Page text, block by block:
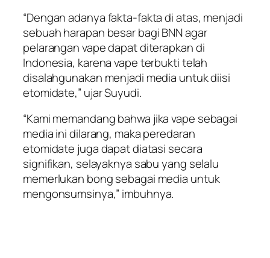
“Dengan adanya fakta-fakta di atas, menjadi
sebuah harapan besar bagi BNN agar
pelarangan vape dapat diterapkan di
Indonesia, karena vape terbukti telah
disalahgunakan menjadi media untuk diisi
etomidate,” ujar Suyudi.
“Kami memandang bahwa jika vape sebagai
media ini dilarang, maka peredaran
etomidate juga dapat diatasi secara
signifikan, selayaknya sabu yang selalu
memerlukan bong sebagai media untuk
mengonsumsinya,” imbuhnya.